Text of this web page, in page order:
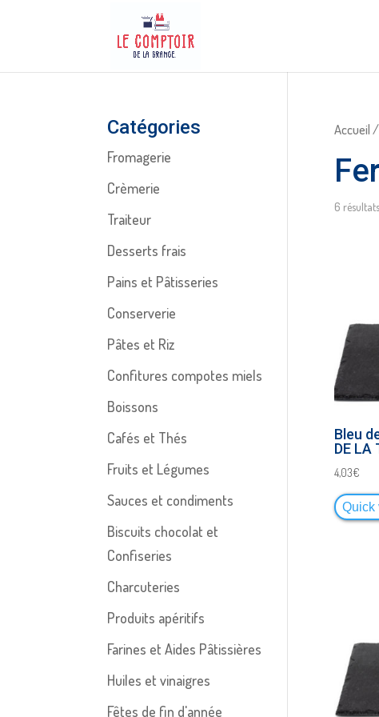
Accueil/
6
Bleu
DE LA
4,03€
Quick
Catégories
Fromagerie
Crèmerie
Traiteur
Desserts frais
Pains et Pâtisseries
Conserverie
Pâtes et Riz
Confitures compotes miels
Boissons
Cafés et Thés
Fruits et Légumes
Sauces et condiments
Biscuits chocolat et
Confiseries
Charcuteries
Produits apéritifs
Farines et Aides Pâtissières
Huiles et vinaigres
Fêtes de fin d'année